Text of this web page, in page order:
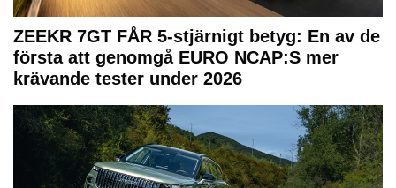
ZEEKR 7GT FÅR 5-stjärnigt betyg: En av de
första att genomgå EURO NCAP:S mer
krävande tester under 2026